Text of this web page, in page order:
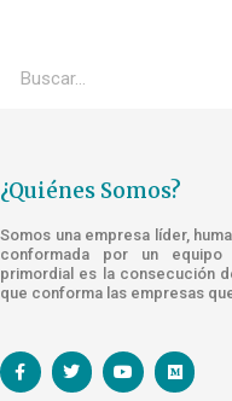
¿Quiénes Somos?
Somos una empresa líder,
conformada por un equipo
primordial es la consecución
que conforma las empresas